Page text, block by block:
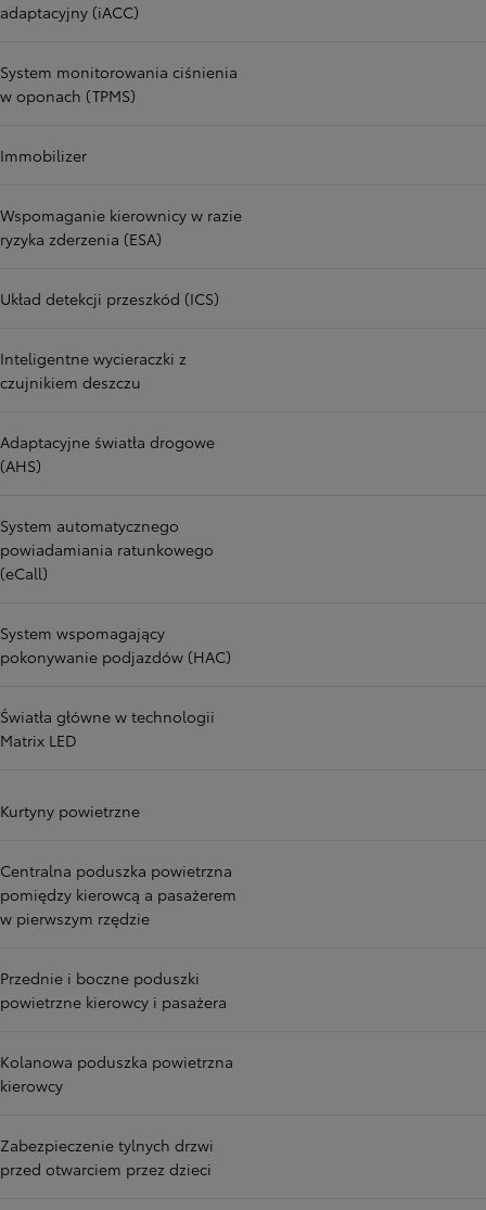
adaptacyjny (iACC)
System monitorowania ciśnienia
w oponach (TPMS)
Immobilizer
Wspomaganie kierownicy w razie
ryzyka zderzenia (ESA)
Układ detekcji przeszkód (ICS)
Inteligentne wycieraczki z
czujnikiem deszczu
Adaptacyjne światła drogowe
(AHS)
System automatycznego
powiadamiania ratunkowego
(eCall)
System wspomagający
pokonywanie podjazdów (HAC)
Światła główne w technologii
Matrix LED
Kurtyny powietrzne
Centralna poduszka powietrzna
pomiędzy kierowcą a pasażerem
w pierwszym rzędzie
Przednie i boczne poduszki
powietrzne kierowcy i pasażera
Kolanowa poduszka powietrzna
kierowcy
Zabezpieczenie tylnych drzwi
przed otwarciem przez dzieci